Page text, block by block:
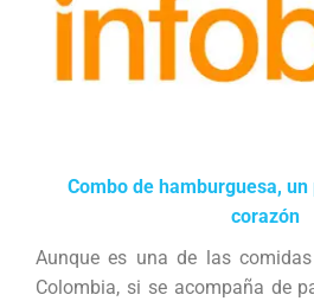
Combo de hamburguesa,
corazón
Aunque es una de las
Colombia, si se acompaña de